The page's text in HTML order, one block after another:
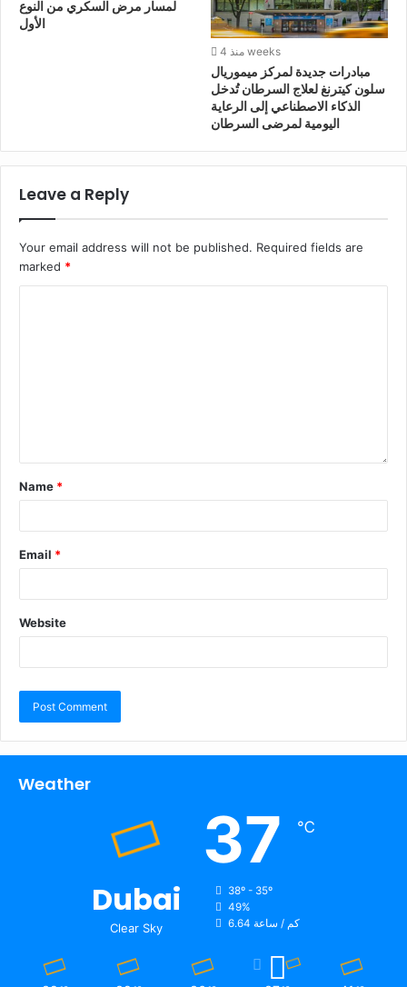
لمسار مرض السكري من النوع
الأول
منذ 4 weeks
مبادرات جديدة لمركز ميموريال
سلون كيترنغ لعلاج السرطان تُدخل
الذكاء الاصطناعي إلى الرعاية
اليومية لمرضى السرطان
Leave a Reply
Your email address will not be published. Required fields are
marked *
Name *
Email *
Website
Weather
Dubai
Clear Sky
37 ℃
38º - 35º
49%
6.64 كم / ساعة